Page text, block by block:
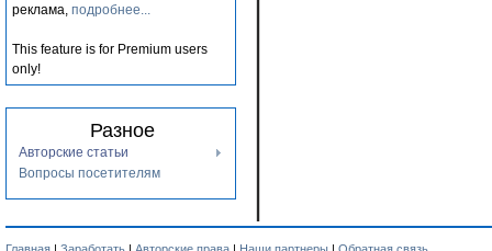
реклама, подробнее...
This feature is for Premium users
only!
Разное
Авторские статьи
Вопросы посетителям